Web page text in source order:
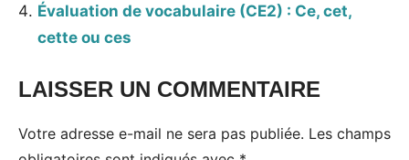
Évaluation de vocabulaire (CE2) : Ce, cet,
cette ou ces
LAISSER UN COMMENTAIRE
Votre adresse e-mail ne sera pas publiée. Les champs